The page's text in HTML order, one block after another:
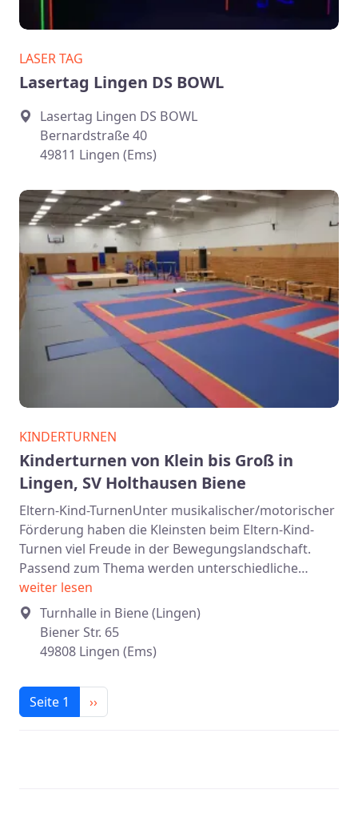
LASER TAG
Lasertag Lingen DS BOWL
Lasertag Lingen DS BOWL
Bernardstraße 40
49811 Lingen (Ems)
KINDERTURNEN
Kinderturnen von Klein bis Groß in
Lingen, SV Holthausen Biene
Eltern-Kind-TurnenUnter musikalischer/motorischer
Förderung haben die Kleinsten beim Eltern-Kind-
Turnen viel Freude in der Bewegungslandschaft.
Passend zum Thema werden unterschiedliche…
weiter lesen
Turnhalle in Biene (Lingen)
Biener Str. 65
49808 Lingen (Ems)
Seitennummerierung
Seite 1 Nächste Seite
››